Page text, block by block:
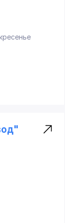
мастеров